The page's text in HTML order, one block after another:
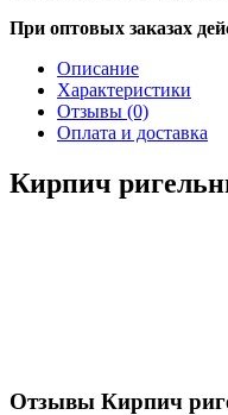
При оптовых заказах
Описание
Характеристики
Отзывы (0)
Оплата и доставка
Кирпич
Отзывы Кирпич